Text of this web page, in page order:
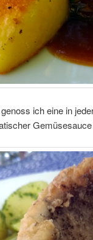
ich eine in